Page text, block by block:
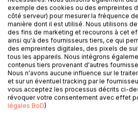
questions sur la fragilité de la
des forces supérieures. Le roman
critique voilée de l'impérialisme et
illustrant la vulnérabilité des
puissances qu'elles ne peuvent
en suspense et en réflexions
lecteur à s'interroger sur la place
l'univers. Avec une narration
gardiste, "La Guerre des mondes"
incontournable qui continue
amateurs de science-fiction.
exemple des cookies ou des empreintes
côté serveur) pour mesurer la fréquence
manière dont il est utilisé. Nous utilisons
des fins de marketing et recourons à cet
ainsi qu'à des fournisseurs tiers, ce qui
des empreintes digitales, des pixels de
tous les appareils. Nous intégrons
contenus tiers provenant d'autres
Nous n'avons aucune influence sur le
et sur un éventuel tracking par le
vous acceptez les processus décrits ci-
révoquer votre consentement avec effet
légales BoD)